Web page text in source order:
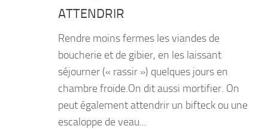
ATTENDRIR
Rendre moins fermes les viandes de
boucherie et de gibier, en les laissant
séjourner (« rassir ») quelques jours en
chambre froide.On dit aussi mortifier. On
peut également attendrir un bifteck ou une
escaloppe de veau...